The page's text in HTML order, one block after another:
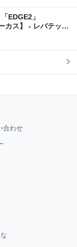
EDGE2」
カス】 - レバテック
合わせ